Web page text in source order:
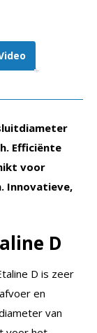
Efficiënte
voor
Innovatieve,
D
D is zeer
en
van